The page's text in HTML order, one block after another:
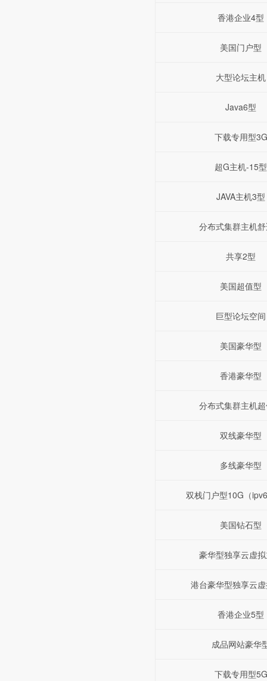
香港企业4型
美国门户型
大型论坛主机
Java6型
下载专用型3G
超G主机-15型
JAVA主机3型
分布式集群主机
共享2型
美国超值型
巨型论坛空间
美国豪华型
香港豪华型
分布式集群主机
双线豪华型
多线豪华型
双栈门户型10G（
美国钻石型
豪华型独享云虚
港台豪华型独享云
香港企业5型
成品网站豪华
下载专用型5G